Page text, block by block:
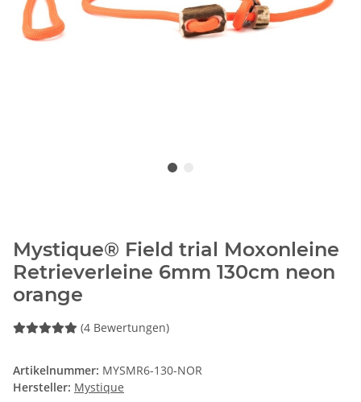
Mystique® Field trial Moxonleine
Retrieverleine 6mm 130cm neon
orange
(4 Bewertungen)
Artikelnummer: MYSMR6-130-NOR
Hersteller: Mystique